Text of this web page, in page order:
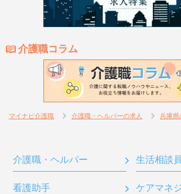
介護職コラム
マイナビ介護職 介護職・ヘルパーの求人 兵庫県
介護職・ヘルパー 生活相談員
看護助手 ケアマネ